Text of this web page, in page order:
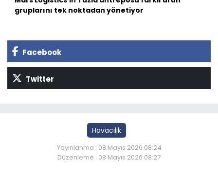
gruplarını tek noktadan yönetiyor
Facebook
Twitter
Havacılık
Yayınlanma : 08 Mayıs 2026 08:24
Düzenleme : 08 Mayıs 2026 08:27